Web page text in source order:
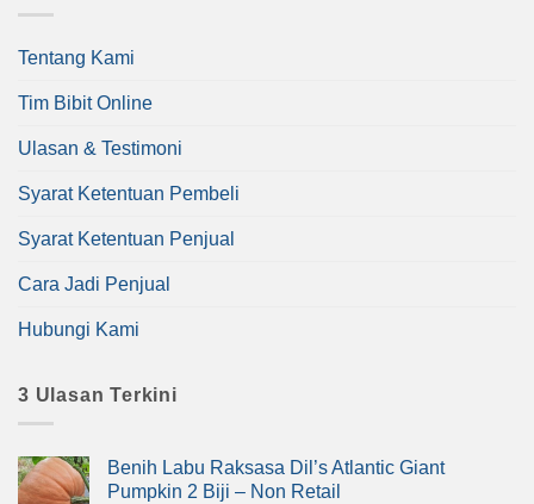
Tentang Kami
Tim Bibit Online
Ulasan & Testimoni
Syarat Ketentuan Pembeli
Syarat Ketentuan Penjual
Cara Jadi Penjual
Hubungi Kami
3 Ulasan Terkini
Benih Labu Raksasa Dil’s Atlantic Giant
Pumpkin 2 Biji – Non Retail